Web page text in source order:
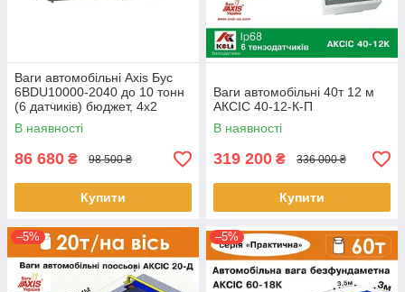
Ваги автомобільні Axis Бус
6BDU10000-2040 до 10 тонн
(6 датчиків) бюджет, 4х2
метри
В наявності
86 680 ₴ 98 500 ₴
Купити
Ваги автомобільні 40т 12 м
АКСІС 40-12-К-П
В наявності
319 200 ₴ 336 000 ₴
Купити
–5% –5%